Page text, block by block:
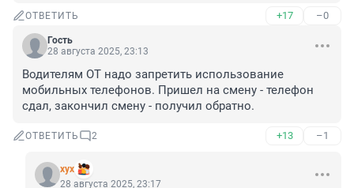
ОТВЕТИТЬ +17 –0
Гость
28 августа 2025, 23:13
Водителям ОТ надо запретить использование
мобильных телефонов. Пришел на смену - телефон
сдал, закончил смену - получил обратно.
ОТВЕТИТЬ 2 +13 –1
хух
28 августа 2025, 23:17